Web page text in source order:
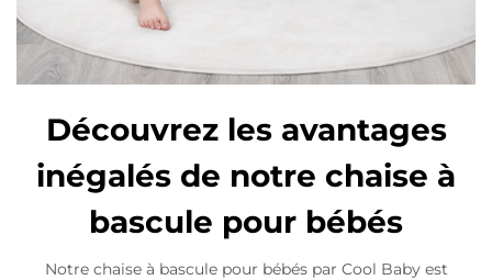
Découvrez les avantages
inégalés de notre chaise à
bascule pour bébés
Notre chaise à bascule pour bébés par Cool Baby est